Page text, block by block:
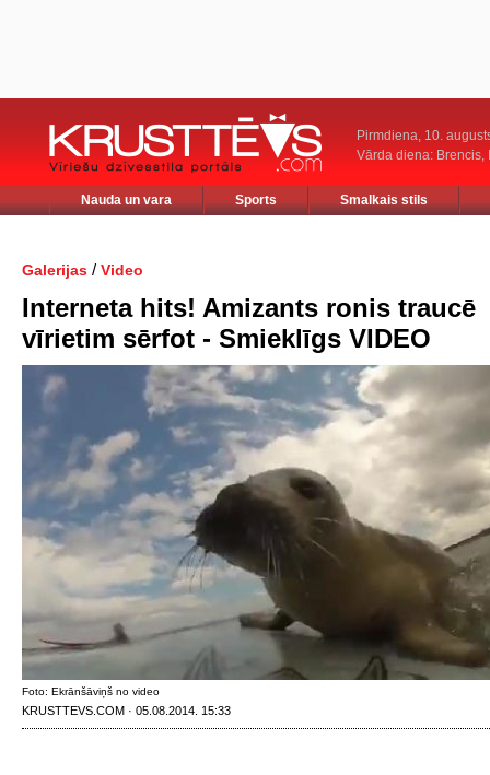
Pirmdiena, 10.
Vārda diena: Brencis,
Nauda un vara Sports Smalkais stils
Galerijas / Video
Interneta hits! Amizants ronis traucē
vīrietim sērfot - Smieklīgs VIDEO
Foto: Ekrānšāviņš no video
KRUSTTEVS.COM · 05.08.2014. 15:33